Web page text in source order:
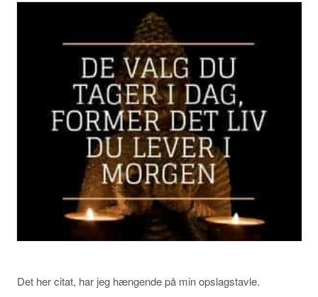
Det her citat, har jeg hængende på min opslagstavle.